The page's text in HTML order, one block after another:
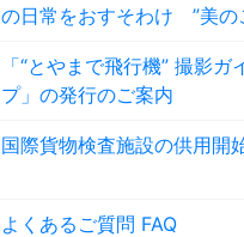
の日常をおすそわけ ”美の
「“とやまで飛行機” 撮影ガ
プ」の発行のご案内
国際貨物検査施設の供用開
よくあるご質問 FAQ